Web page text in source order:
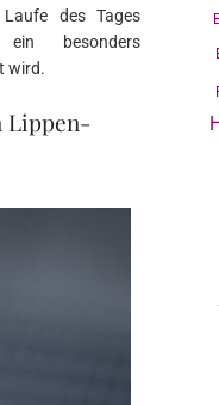
des Tages
ein besonders
wird.
Lippen-